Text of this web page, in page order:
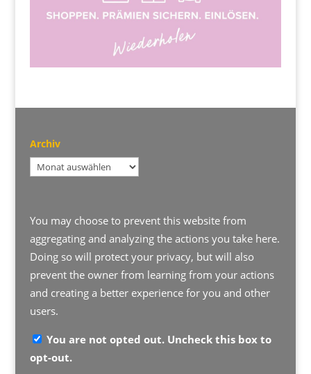
Archiv
Archiv
You may choose to prevent this website from
aggregating and analyzing the actions you take here.
Doing so will protect your privacy, but will also
prevent the owner from learning from your actions
and creating a better experience for you and other
users.
You are not opted out. Uncheck this box to
opt-out.